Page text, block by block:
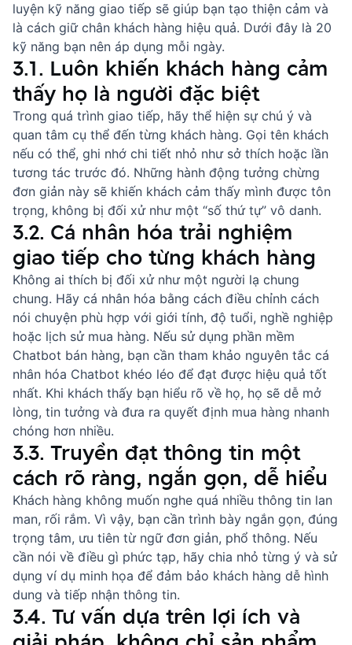
luyện kỹ năng giao tiếp sẽ giúp bạn tạo thiện cảm và
là cách giữ chân khách hàng hiệu quả. Dưới đây là 20
kỹ năng bạn nên áp dụng mỗi ngày.
3.1. Luôn khiến khách hàng cảm
thấy họ là người đặc biệt
Trong quá trình giao tiếp, hãy thể hiện sự chú ý và
quan tâm cụ thể đến từng khách hàng. Gọi tên khách
nếu có thể, ghi nhớ chi tiết nhỏ như sở thích hoặc lần
tương tác trước đó. Những hành động tưởng chừng
đơn giản này sẽ khiến khách cảm thấy mình được tôn
trọng, không bị đối xử như một “số thứ tự” vô danh.
3.2. Cá nhân hóa trải nghiệm
giao tiếp cho từng khách hàng
Không ai thích bị đối xử như một người lạ chung
chung. Hãy cá nhân hóa bằng cách điều chỉnh cách
nói chuyện phù hợp với giới tính, độ tuổi, nghề nghiệp
hoặc lịch sử mua hàng. Nếu sử dụng phần mềm
Chatbot bán hàng, bạn cần tham khảo nguyên tắc cá
nhân hóa Chatbot khéo léo để đạt được hiệu quả tốt
nhất. Khi khách thấy bạn hiểu rõ về họ, họ sẽ dễ mở
lòng, tin tưởng và đưa ra quyết định mua hàng nhanh
chóng hơn nhiều.
3.3. Truyền đạt thông tin một
cách rõ ràng, ngắn gọn, dễ hiểu
Khách hàng không muốn nghe quá nhiều thông tin lan
man, rối rắm. Vì vậy, bạn cần trình bày ngắn gọn, đúng
trọng tâm, ưu tiên từ ngữ đơn giản, phổ thông. Nếu
cần nói về điều gì phức tạp, hãy chia nhỏ từng ý và sử
dụng ví dụ minh họa để đảm bảo khách hàng dễ hình
dung và tiếp nhận thông tin.
3.4. Tư vấn dựa trên lợi ích và